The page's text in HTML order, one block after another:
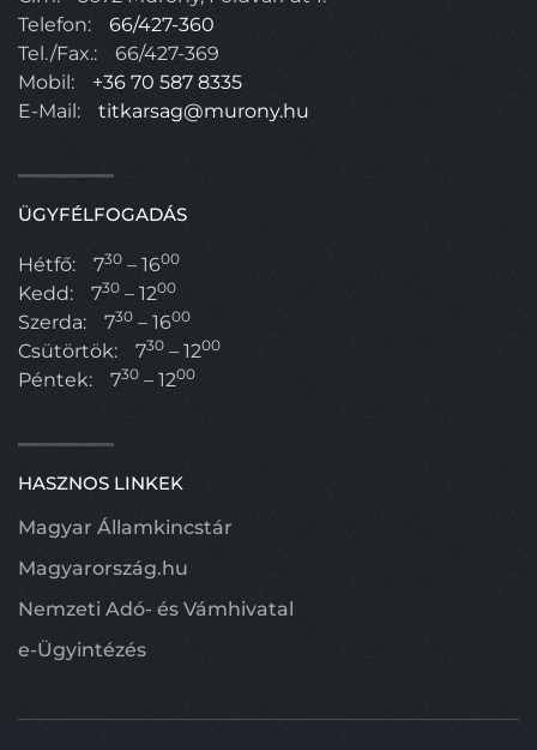
Telefon:
66/427-360
Tel./Fax.:
66/427-369
Mobil:
+36 70 587 8335
E-Mail:
titkarsag@murony.hu
ÜGYFÉLFOGADÁS
Hétfő: 730 – 1600
Kedd: 730 – 1200
Szerda: 730 – 1600
Csütörtök: 730 – 1200
Péntek: 730 – 1200
HASZNOS LINKEK
Magyar Államkincstár
Magyarország.hu
Nemzeti Adó- és Vámhivatal
e-Ügyintézés